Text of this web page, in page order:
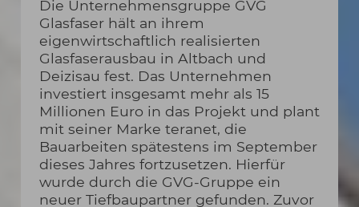
Die Unternehmensgruppe GVG
Glasfaser hält an ihrem
eigenwirtschaftlich realisierten
Glasfaserausbau in Altbach und
Deizisau fest. Das Unternehmen
investiert insgesamt mehr als 15
Millionen Euro in das Projekt und plant
mit seiner Marke teranet, die
Bauarbeiten spätestens im September
dieses Jahres fortzusetzen. Hierfür
wurde durch die GVG-Gruppe ein
neuer Tiefbaupartner gefunden. Zuvor